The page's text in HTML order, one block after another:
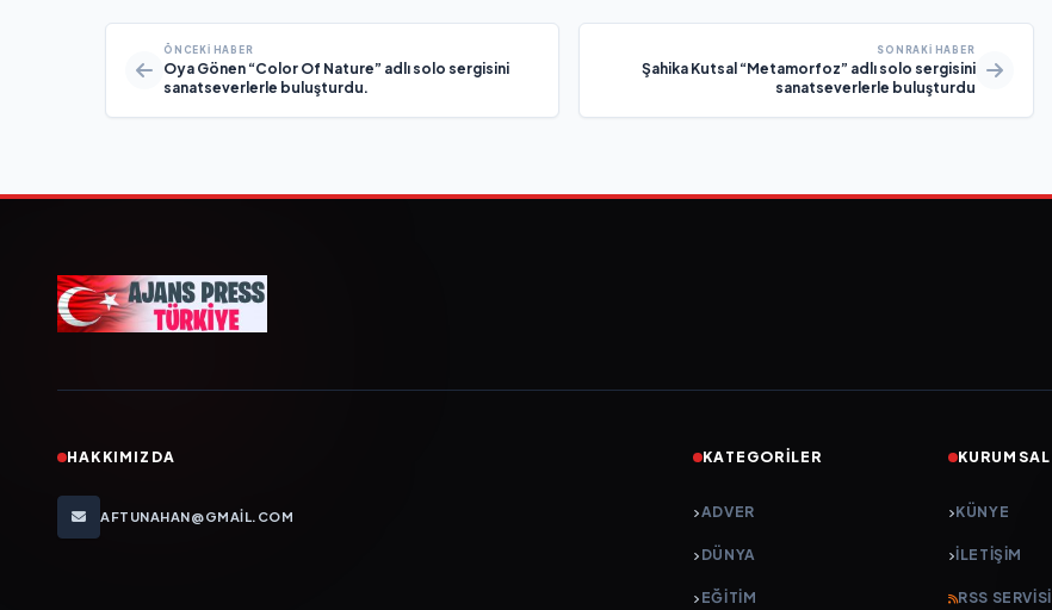
ÖNCEKI HABER
Oya Gönen “Color Of Nature” adlı solo sergisini
sanatseverlerle buluşturdu.
SONRAKI HABER
Şahika Kutsal “Metamorfoz” adlı solo sergisini
sanatseverlerle buluşturdu
HAKKIMIZDA
AFTUNAHAN@GMAIL.COM
KATEGORILER
ADVER
DÜNYA
EĞİTİM
KURUMSAL
KÜNYE
İLETIŞIM
RSS SERVISI